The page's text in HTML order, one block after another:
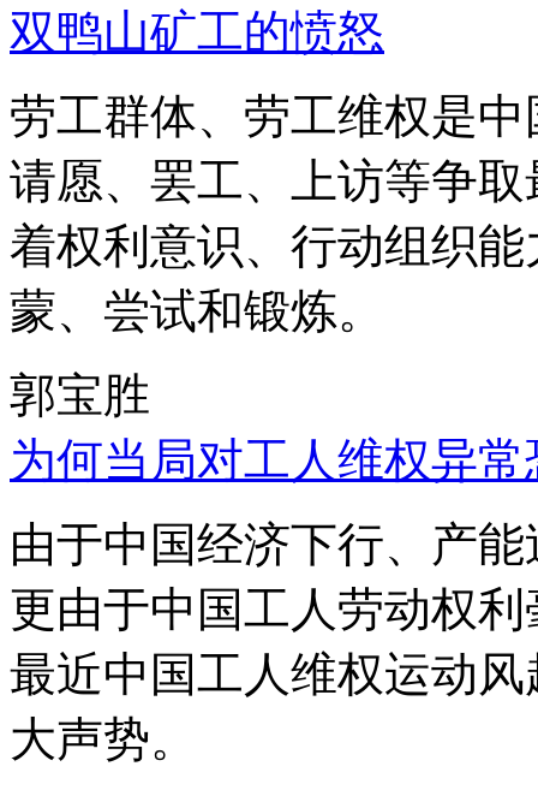
双鸭山矿工的愤怒
劳工群体、劳工维权是
请愿、罢工、上访等争
着权利意识、行动组织
蒙、尝试和锻炼。
郭宝胜
为何当局对工人维权异
由于中国经济下行、产
更由于中国工人劳动权
最近中国工人维权运动
大声势。